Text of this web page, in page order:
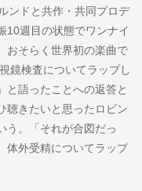
ンドと共作・共同プロデ
10週目の状態でワンナイ
おそらく世界初の楽曲で
鏡検査についてラップし
と語ったことへの返答と
聴きたいと思ったロビン
う。「それが合図だっ
体外受精についてラップ